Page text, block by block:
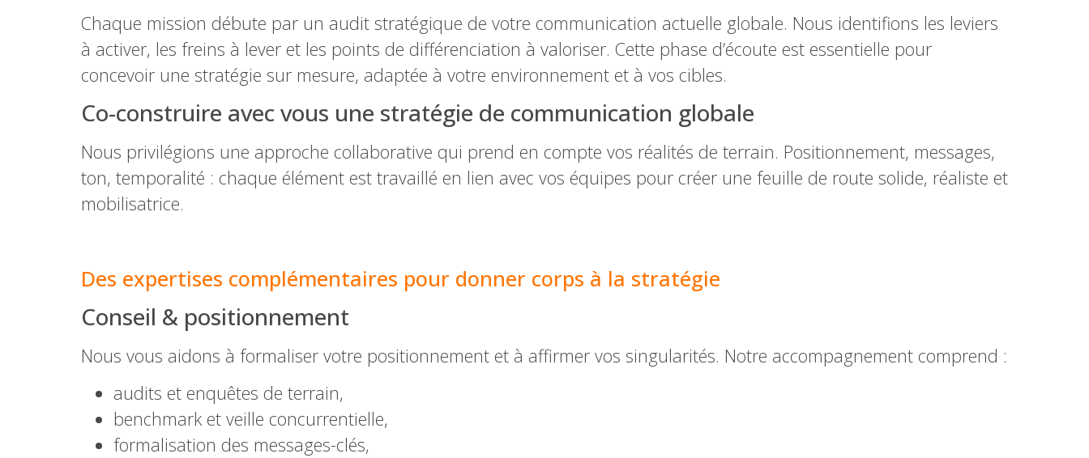
Chaque mission débute par un audit stratégique de votre communication actuelle globale. Nous identifions les leviers
à activer, les freins à lever et les points de différenciation à valoriser. Cette phase d’écoute est essentielle pour
concevoir une stratégie sur mesure, adaptée à votre environnement et à vos cibles.
Co-construire avec vous une stratégie de communication globale
Nous privilégions une approche collaborative qui prend en compte vos réalités de terrain. Positionnement, messages,
ton, temporalité : chaque élément est travaillé en lien avec vos équipes pour créer une feuille de route solide, réaliste et
mobilisatrice.
Des expertises complémentaires pour donner corps à la stratégie
Conseil & positionnement
Nous vous aidons à formaliser votre positionnement et à affirmer vos singularités. Notre accompagnement comprend :
audits et enquêtes de terrain,
benchmark et veille concurrentielle,
formalisation des messages-clés,